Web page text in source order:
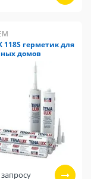
118S герметик для
домов